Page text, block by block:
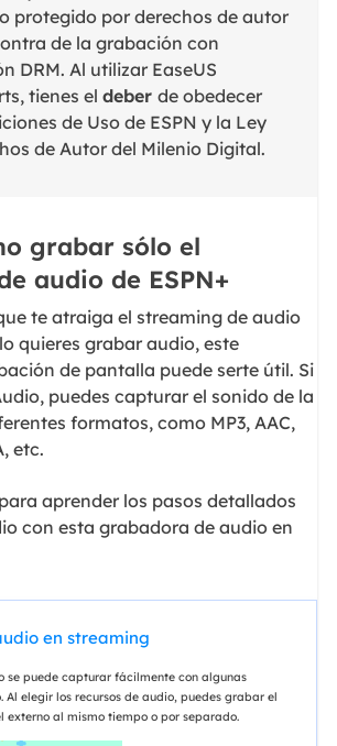
protegido por derechos de autor
de la grabación con
DRM. Al utilizar EaseUS
tienes el deber de obedecer
de Uso de ESPN y la Ley
de Autor del Milenio Digital.
grabar sólo el
audio de ESPN+
te atraiga el streaming de audio
quieres grabar audio, este
de pantalla puede serte útil. Si
puedes capturar el sonido de la
formatos, como MP3, AAC,
etc.
aprender los pasos detallados
con esta grabadora de audio en
en streaming
se puede capturar fácilmente con algunas
elegir los recursos de audio, puedes grabar el
externo al mismo tiempo o por separado.